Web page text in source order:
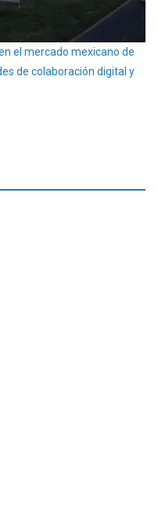
el mercado mexicano de
de colaboración digital y